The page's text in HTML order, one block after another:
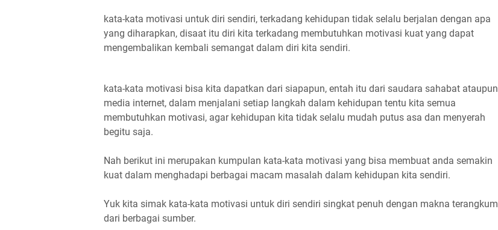
kata-kata motivasi untuk diri sendiri, terkadang kehidupan tidak selalu berjalan dengan apa
yang diharapkan, disaat itu diri kita terkadang membutuhkan motivasi kuat yang dapat
mengembalikan kembali semangat dalam diri kita sendiri.
kata-kata motivasi bisa kita dapatkan dari siapapun, entah itu dari saudara sahabat ataupun
media internet, dalam menjalani setiap langkah dalam kehidupan tentu kita semua
membutuhkan motivasi, agar kehidupan kita tidak selalu mudah putus asa dan menyerah
begitu saja.
Nah berikut ini merupakan kumpulan kata-kata motivasi yang bisa membuat anda semakin
kuat dalam menghadapi berbagai macam masalah dalam kehidupan kita sendiri.
Yuk kita simak kata-kata motivasi untuk diri sendiri singkat penuh dengan makna terangkum
dari berbagai sumber.